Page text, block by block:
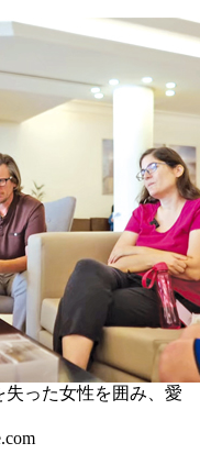
失った女性を囲み、愛